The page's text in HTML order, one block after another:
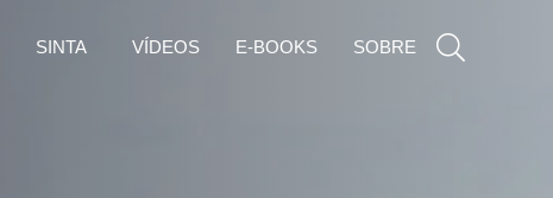
SINTA VÍDEOS E-BOOKS SOBRE